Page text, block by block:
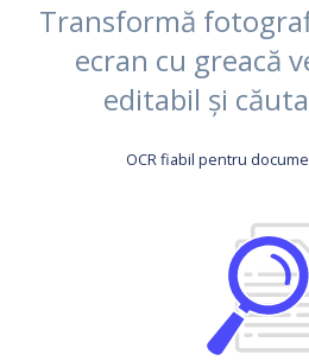
Transformă
ecran cu greacă
editabil și
OCR fiabil pentru